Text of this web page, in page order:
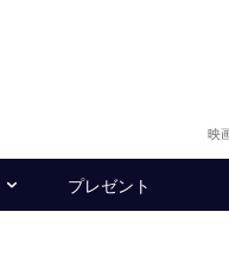
映
プレゼント